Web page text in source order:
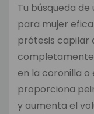
Tu búsqueda
para mujer
prótesis capilar
completamente
en la coronilla o
proporciona
y aumenta el